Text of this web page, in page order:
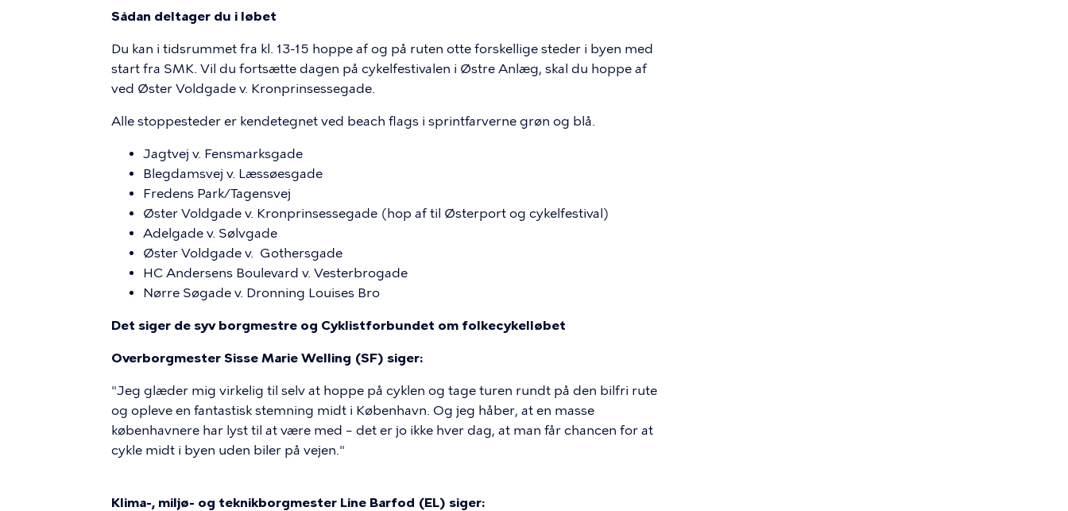
Sådan deltager du i løbet
Du kan i tidsrummet fra kl. 13-15 hoppe af og på ruten otte forskellige steder i byen med
start fra SMK. Vil du fortsætte dagen på cykelfestivalen i Østre Anlæg, skal du hoppe af
ved Øster Voldgade v. Kronprinsessegade.
Alle stoppesteder er kendetegnet ved beach flags i sprintfarverne grøn og blå.
Jagtvej v. Fensmarksgade
Blegdamsvej v. Læssøesgade
Fredens Park/Tagensvej
Øster Voldgade v. Kronprinsessegade (hop af til Østerport og cykelfestival)
Adelgade v. Sølvgade
Øster Voldgade v. Gothersgade
HC Andersens Boulevard v. Vesterbrogade
Nørre Søgade v. Dronning Louises Bro
Det siger de syv borgmestre og Cyklistforbundet om folkecykelløbet
Overborgmester Sisse Marie Welling (SF) siger:
"Jeg glæder mig virkelig til selv at hoppe på cyklen og tage turen rundt på den bilfri rute
og opleve en fantastisk stemning midt i København. Og jeg håber, at en masse
københavnere har lyst til at være med – det er jo ikke hver dag, at man får chancen for at
cykle midt i byen uden biler på vejen."
Klima-, miljø- og teknikborgmester Line Barfod (EL) siger: